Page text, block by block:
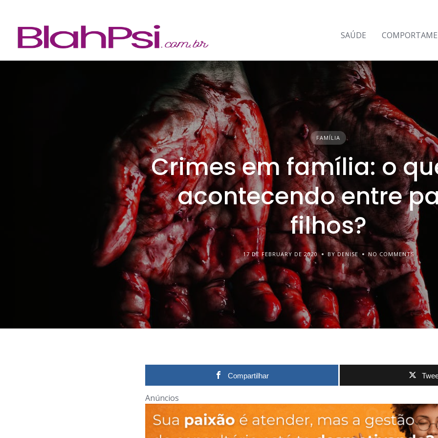
SAÚDE
FAMÍLIA
Crimes em família: o
acontecendo entre
filhos?
17 DE FEBRUARY DE 2020 BY DENISE NO COMMENTS
Compartilhar
Anúncios